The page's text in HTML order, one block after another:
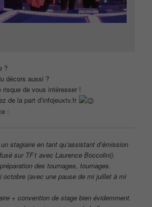
?
décors aussi ?
de vous intéresser !
de la part d’infojeuxtv.fr
:
stagiaire en tant qu’assistant d’émission
sur TF1 avec Laurence Boccolini).
des tournages, tournages.
octobre (avec une pause de mi juillet à mi
+ convention de stage bien évidemment.